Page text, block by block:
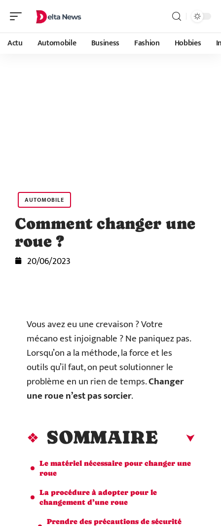
Actu Automobile Business Fashion Hobbies
AUTOMOBILE
Comment changer une
roue ?
20/06/2023
Vous avez eu une crevaison ? Votre
mécano est injoignable ? Ne paniquez pas.
Lorsqu’on a la méthode, la force et les
outils qu’il faut, on peut solutionner le
problème en un rien de temps.Changer
une roue n’est pas sorcier.
SOMMAIRE
Le matériel nécessaire pour changer une
roue
La procédure à adopter pour le
changement d’une roue
Prendre des précautions de sécurité